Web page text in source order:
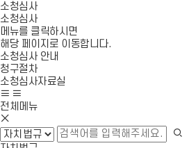
소청심사
소청심사
메뉴를 클릭하시면
해당 페이지로 이동합니다.
소청심사 안내
청구절차
소청심사자료실
사
이
트
맵
이
모
바
메
뉴
전체메뉴
모
바
일